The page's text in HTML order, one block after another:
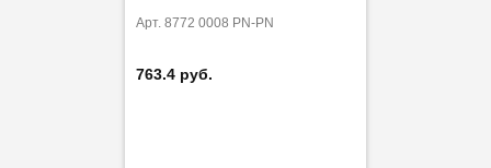
Арт. 8772 0008 PN-PN
763.4 руб.